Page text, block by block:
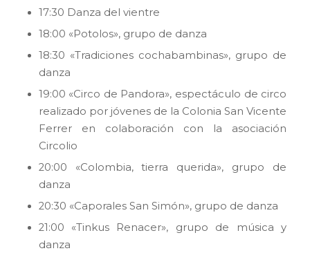
17:30 Danza del vientre
18:00 «Potolos», grupo de danza
18:30 «Tradiciones cochabambinas», grupo de
danza
19:00 «Circo de Pandora», espectáculo de circo
realizado por jóvenes de la Colonia San Vicente
Ferrer en colaboración con la asociación
Circolio
20:00 «Colombia, tierra querida», grupo de
danza
20:30 «Caporales San Simón», grupo de danza
21:00 «Tinkus Renacer», grupo de música y
danza